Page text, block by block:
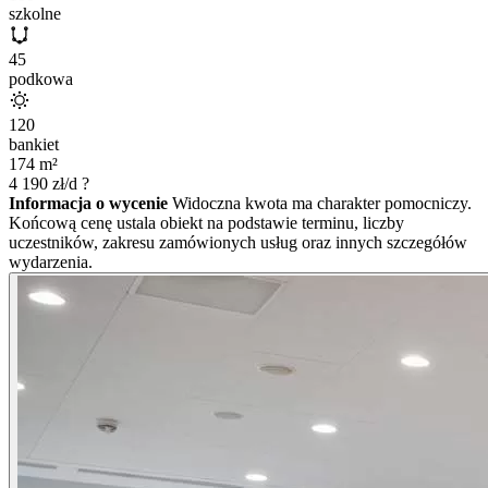
szkolne
45
podkowa
120
bankiet
174 m²
4 190 zł/d ?
Informacja o wycenie Widoczna kwota ma charakter pomocniczy.
Końcową cenę ustala obiekt na podstawie terminu, liczby
uczestników, zakresu zamówionych usług oraz innych szczegółów
wydarzenia.